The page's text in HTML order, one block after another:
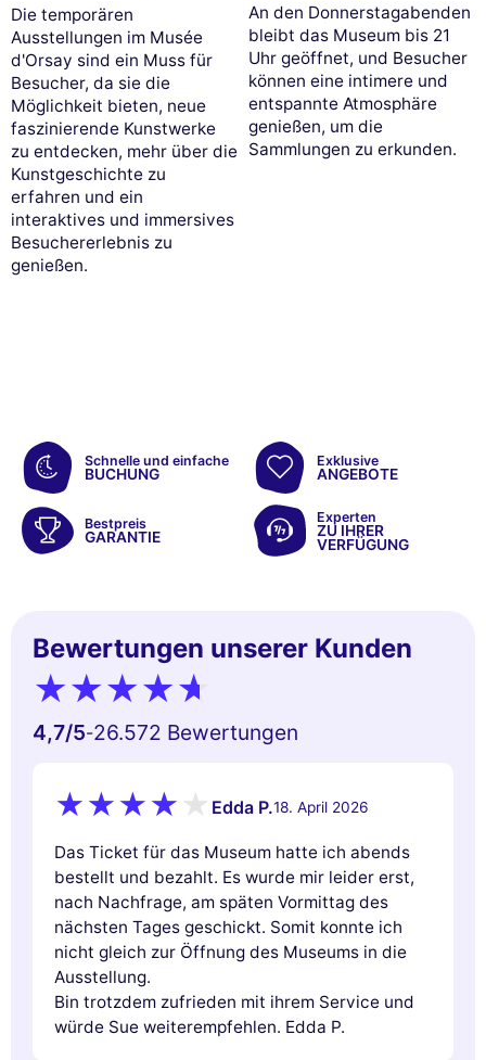
Die temporären
Ausstellungen im Musée
d'Orsay sind ein Muss für
Besucher, da sie die
Möglichkeit bieten, neue
faszinierende Kunstwerke
zu entdecken, mehr über die
Kunstgeschichte zu
erfahren und ein
interaktives und immersives
Besuchererlebnis zu
genießen.
An den Donnerstagabenden
bleibt das Museum bis 21
Uhr geöffnet, und Besucher
können eine intimere und
entspannte Atmosphäre
genießen, um die
Sammlungen zu erkunden.
Schnelle und einfache
BUCHUNG
Exklusive
ANGEBOTE
Bestpreis
GARANTIE
Experten
ZU IHRER
VERFÜGUNG
Bewertungen unserer Kunden
4,7/5-26.572 Bewertungen
Edda P.18. April 2026
Das Ticket für das Museum hatte ich abends
bestellt und bezahlt. Es wurde mir leider erst,
nach Nachfrage, am späten Vormittag des
nächsten Tages geschickt. Somit konnte ich
nicht gleich zur Öffnung des Museums in die
Ausstellung.
Bin trotzdem zufrieden mit ihrem Service und
würde Sue weiterempfehlen. Edda P.